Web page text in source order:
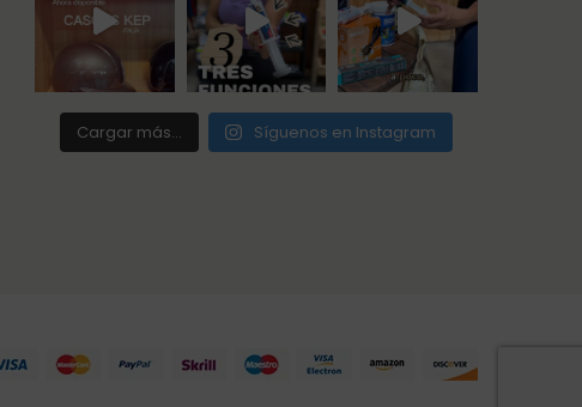
Cargar más... Síguenos en Instagram